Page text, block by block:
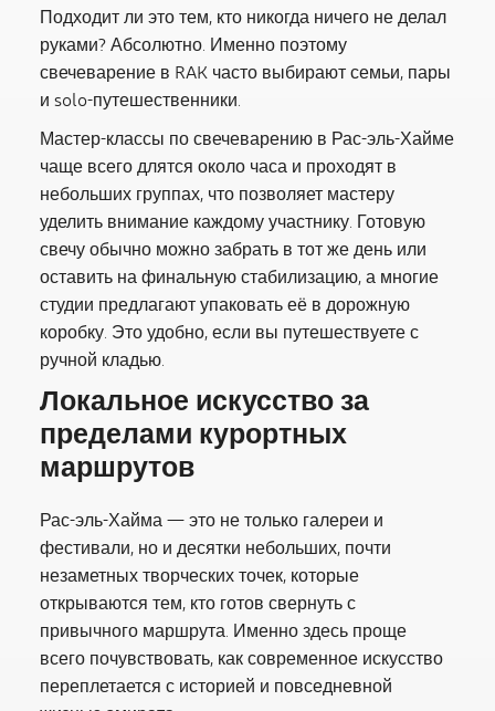
Подходит ли это тем, кто никогда ничего не делал
руками? Абсолютно. Именно поэтому
свечеварение в RAK часто выбирают семьи, пары
и solo-путешественники.
Мастер-классы по свечеварению в Рас-эль-Хайме
чаще всего длятся около часа и проходят в
небольших группах, что позволяет мастеру
уделить внимание каждому участнику. Готовую
свечу обычно можно забрать в тот же день или
оставить на финальную стабилизацию, а многие
студии предлагают упаковать её в дорожную
коробку. Это удобно, если вы путешествуете с
ручной кладью.
Локальное искусство за
пределами курортных
маршрутов
Рас-эль-Хайма — это не только галереи и
фестивали, но и десятки небольших, почти
незаметных творческих точек, которые
открываются тем, кто готов свернуть с
привычного маршрута. Именно здесь проще
всего почувствовать, как современное искусство
переплетается с историей и повседневной